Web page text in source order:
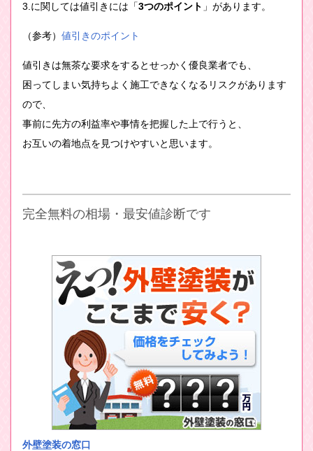
3.に関しては値引きには「3つのポイント 」があります。
（参考） 値引きのポイント
値引きは無茶な要求をするとせっかく優良業者でも、
困ってしまい気持ちよく施工できなくなるリスクがあります
ので、
事前に先方の利益率や事情を把握した上で行うと、
お互いの着地点を見つけやすいと思います。
完全無料の相場・最安値診断です
外壁塗装の窓口